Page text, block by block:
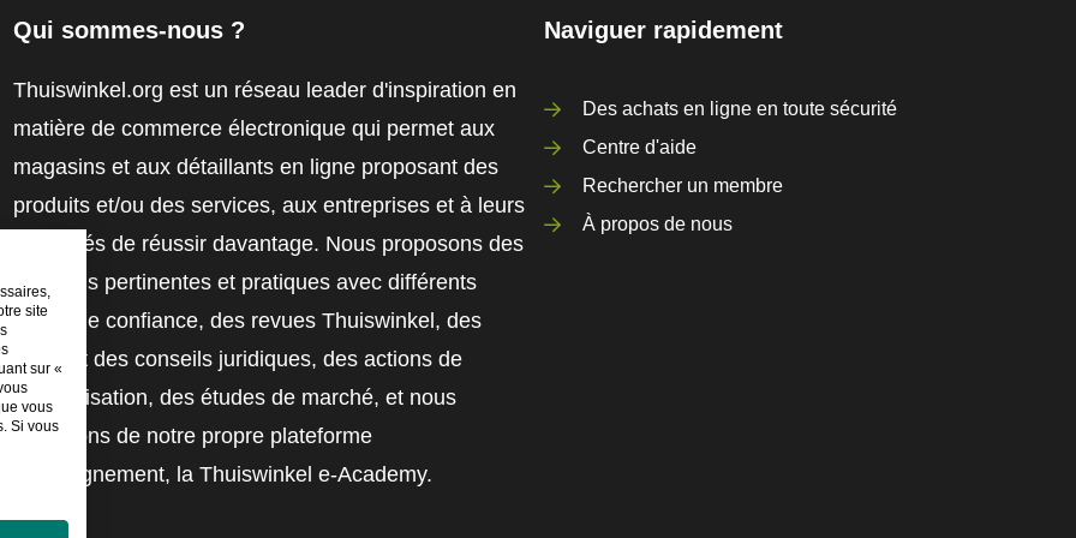
Qui sommes-nous ?
Thuiswinkel.org est un réseau leader d'inspiration en
matière de commerce électronique qui permet aux
magasins et aux détaillants en ligne proposant des
produits et/ou des services, aux entreprises et à leurs
employés de réussir davantage. Nous proposons des
solutions pertinentes et pratiques avec différents
labels de confiance, des revues Thuiswinkel, des
outils et des conseils juridiques, des actions de
sensibilisation, des études de marché, et nous
disposons de notre propre plateforme
d'enseignement, la Thuiswinkel e-Academy.
Naviguer rapidement
Des achats en ligne en toute sécurité
Centre d'aide
Rechercher un membre
À propos de nous
site
sur «
vous
Si vous